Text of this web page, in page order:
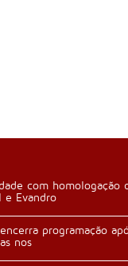
com homologação
e Evandro
programação
nos